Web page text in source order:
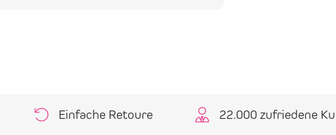
Einfache Retoure 22.000 zufriedene